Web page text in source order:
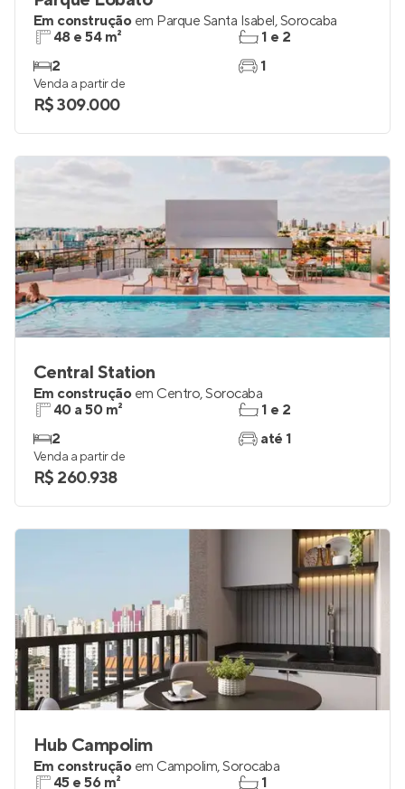
Em construção em Parque Santa Isabel,Sorocaba
48 e 54 m²
2
1 e 2
1
Venda a partir de
R$ 309.000
Central Station
Em construção em Centro,Sorocaba
40 a 50 m²
2
1 e 2
até 1
Venda a partir de
R$ 260.938
Hub Campolim
Em construção em Campolim,Sorocaba
45 e 56 m²
1